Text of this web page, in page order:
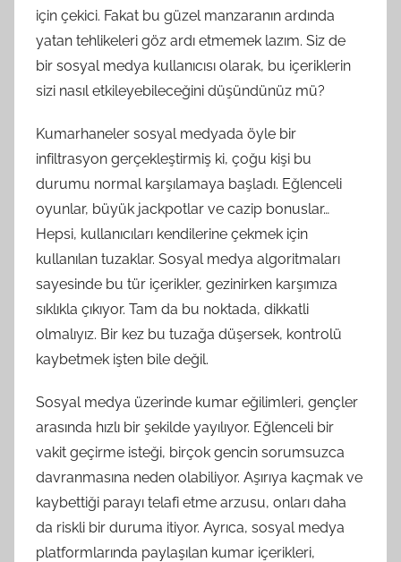
için çekici. Fakat bu güzel manzaranın ardında
yatan tehlikeleri göz ardı etmemek lazım. Siz de
bir sosyal medya kullanıcısı olarak, bu içeriklerin
sizi nasıl etkileyebileceğini düşündünüz mü?
Kumarhaneler sosyal medyada öyle bir
infiltrasyon gerçekleştirmiş ki, çoğu kişi bu
durumu normal karşılamaya başladı. Eğlenceli
oyunlar, büyük jackpotlar ve cazip bonuslar…
Hepsi, kullanıcıları kendilerine çekmek için
kullanılan tuzaklar. Sosyal medya algoritmaları
sayesinde bu tür içerikler, gezinirken karşımıza
sıklıkla çıkıyor. Tam da bu noktada, dikkatli
olmalıyız. Bir kez bu tuzağa düşersek, kontrolü
kaybetmek işten bile değil.
Sosyal medya üzerinde kumar eğilimleri, gençler
arasında hızlı bir şekilde yayılıyor. Eğlenceli bir
vakit geçirme isteği, birçok gencin sorumsuzca
davranmasına neden olabiliyor. Aşırıya kaçmak ve
kaybettiği parayı telafi etme arzusu, onları daha
da riskli bir duruma itiyor. Ayrıca, sosyal medya
platformlarında paylaşılan kumar içerikleri,